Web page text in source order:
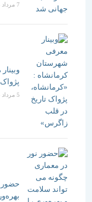
/
وبینار
پژواک
5 مرداد 1405 /
حضور نور در
بهره‌وری را